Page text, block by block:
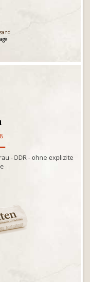
- DDR - ohne explizite